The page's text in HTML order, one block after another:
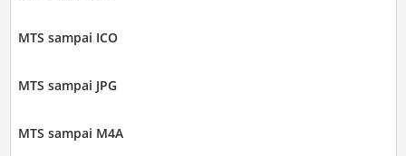
MTS sampai ICO
MTS sampai JPG
MTS sampai M4A